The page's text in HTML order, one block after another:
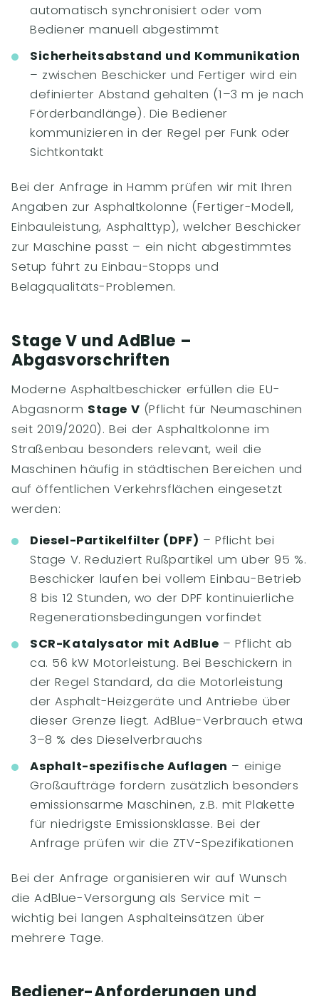
automatisch synchronisiert oder vom
Bediener manuell abgestimmt
Sicherheitsabstand und Kommunikation
– zwischen Beschicker und Fertiger wird ein
definierter Abstand gehalten (1–3 m je nach
Förderbandlänge). Die Bediener
kommunizieren in der Regel per Funk oder
Sichtkontakt
Bei der Anfrage in Hamm prüfen wir mit Ihren
Angaben zur Asphaltkolonne (Fertiger-Modell,
Einbauleistung, Asphalttyp), welcher Beschicker
zur Maschine passt – ein nicht abgestimmtes
Setup führt zu Einbau-Stopps und
Belagqualitäts-Problemen.
Stage V und AdBlue –
Abgasvorschriften
Moderne Asphaltbeschicker erfüllen die EU-
Abgasnorm Stage V (Pflicht für Neumaschinen
seit 2019/2020). Bei der Asphaltkolonne im
Straßenbau besonders relevant, weil die
Maschinen häufig in städtischen Bereichen und
auf öffentlichen Verkehrsflächen eingesetzt
werden:
Diesel-Partikelfilter (DPF) – Pflicht bei
Stage V. Reduziert Rußpartikel um über 95 %.
Beschicker laufen bei vollem Einbau-Betrieb
8 bis 12 Stunden, wo der DPF kontinuierliche
Regenerationsbedingungen vorfindet
SCR-Katalysator mit AdBlue – Pflicht ab
ca. 56 kW Motorleistung. Bei Beschickern in
der Regel Standard, da die Motorleistung
der Asphalt-Heizgeräte und Antriebe über
dieser Grenze liegt. AdBlue-Verbrauch etwa
3–8 % des Dieselverbrauchs
Asphalt-spezifische Auflagen – einige
Großaufträge fordern zusätzlich besonders
emissionsarme Maschinen, z.B. mit Plakette
für niedrigste Emissionsklasse. Bei der
Anfrage prüfen wir die ZTV-Spezifikationen
Bei der Anfrage organisieren wir auf Wunsch
die AdBlue-Versorgung als Service mit –
wichtig bei langen Asphalteinsätzen über
mehrere Tage.